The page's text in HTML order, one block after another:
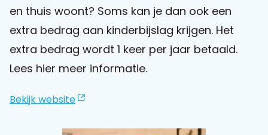
Themabijeenkomsten
Praat mee
Clientdossier
en thuis woont? Soms kan je dan ook een
extra bedrag aan kinderbijslag krijgen. Het
extra bedrag wordt 1 keer per jaar betaald.
Lees hier meer informatie.
Bekijk website